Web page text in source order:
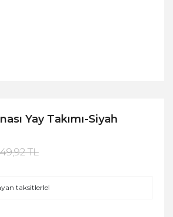
Yay Takımı-Siyah
49,92 TL
taksitlerle!